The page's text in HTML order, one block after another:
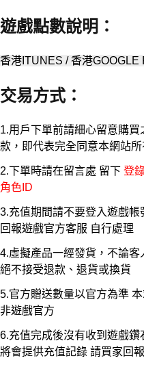
遊戲點數說明 ：
香港ITUNES / 香港
交易方式：
1.用戶下單前請細心留意購
款，即代表完全同意本網站所
2.下單時請在留言處 留下 登
角色ID
3.充值期間請不要登入遊戲
回報遊戲官方客服 自行處理
4.虛擬產品一經發貨，不論客
絕不接受退款、退貨或換貨
5.官方贈送數量以官方為準
非遊戲官方
6.充值完成後沒有收到遊戲
將會提供充值記錄 請買家回